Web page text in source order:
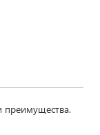
преимущества.